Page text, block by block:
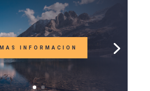
MAS INFORMACION